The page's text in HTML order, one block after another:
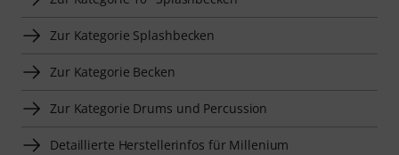
Zur Kategorie Splashbecken
Zur Kategorie Becken
Zur Kategorie Drums und Percussion
Detaillierte Herstellerinfos für Millenium